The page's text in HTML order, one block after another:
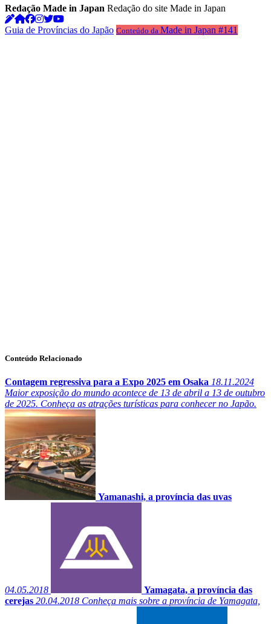
Redação Made in Japan Redação do site Made in Japan
Guia de Províncias do Japão Conteúdo da Made in Japan #141
Conteúdo Relacionado
Contagem regressiva para a Expo 2025 em Osaka 18.11.2024
Maior exposição do mundo acontece de 13 de abril a 13 de outubro
de 2025. Conheça as atrações turísticas para conhecer no Japão.
Yamanashi, a província das uvas
04.05.2018
Yamagata, a província das
cerejas 20.04.2018 Conheça mais sobre a província de Yamagata,